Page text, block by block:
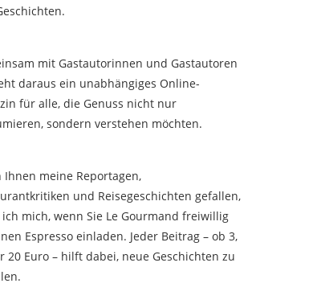
mit Gastautorinnen und Gastautoren
daraus ein unabhängiges Online-
für alle, die Genuss nicht nur
sondern verstehen möchten.
Ihnen meine Reportagen,
und Reisegeschichten gefallen,
mich, wenn Sie Le Gourmand freiwillig
Espresso einladen. Jeder Beitrag – ob 3,
20 Euro – hilft dabei, neue Geschichten zu